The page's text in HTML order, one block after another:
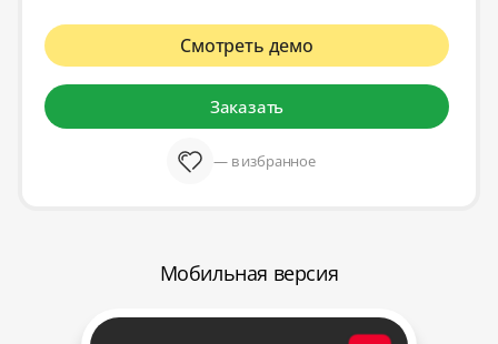
Смотреть демо
Заказать
— в избранное
Мобильная версия